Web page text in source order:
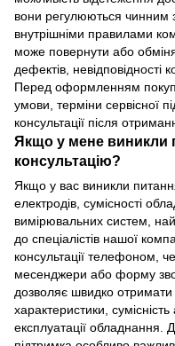
вони регулюються чинним
внутрішніми правилами
може повернути або
дефектів, невідповідності
Перед оформленням
умови, терміни сервісної
консультації після
Якщо у мене виникли
консультацію?
Якщо у вас виникли
електродів, сумісності
вимірювальних систем,
до спеціалістів нашої
консультації телефоном,
месенджери або форму
дозволяє швидко отримати
характеристики,
експлуатації обладнання.